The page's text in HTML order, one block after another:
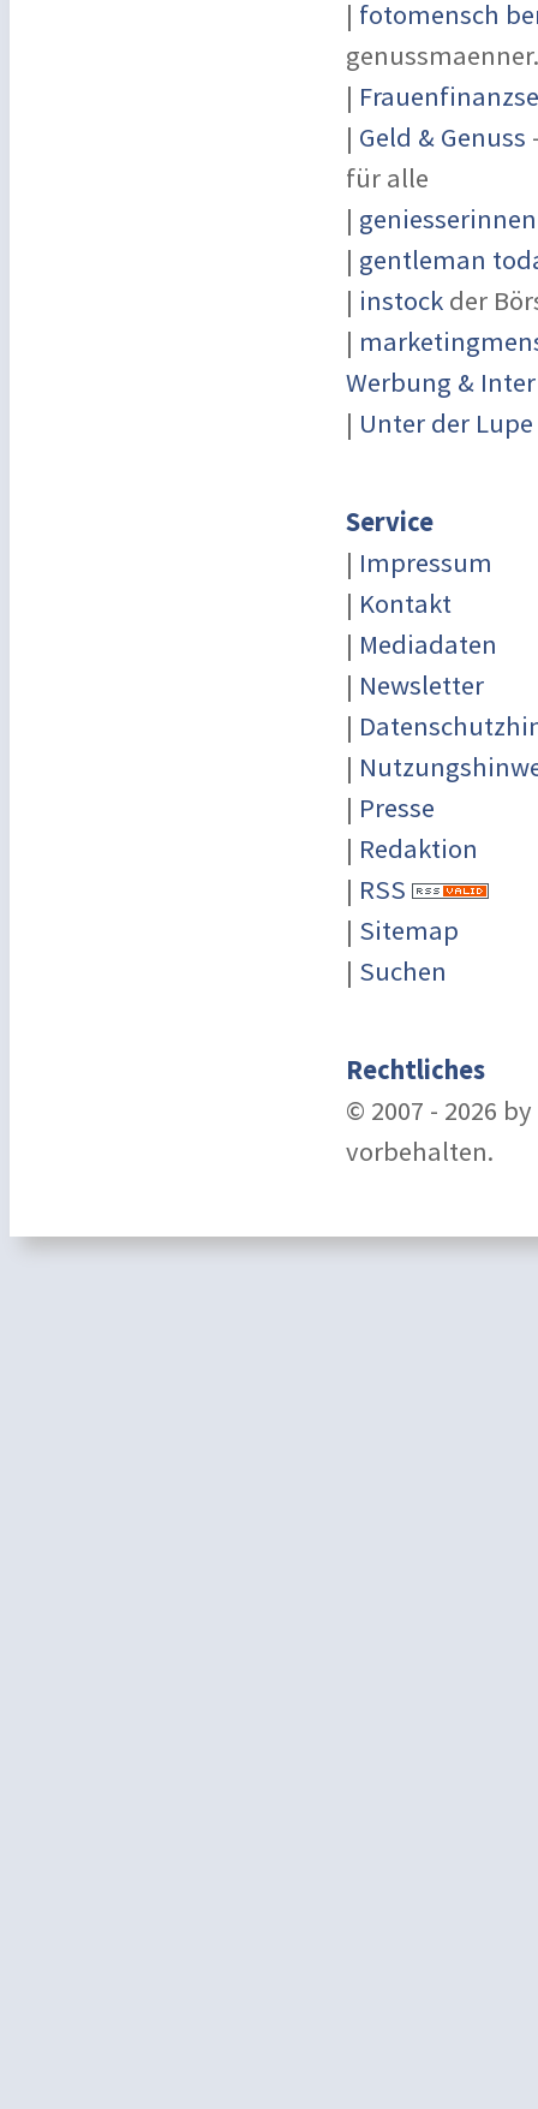
| fotomensch
|
| Geld & Genuss
für alle
|
| gentleman
| instock der
|
Werbung &
| Unter der Lupe
Service
| Impressum
| Kontakt
| Mediadaten
| Newsletter
|
|
| Presse
| Redaktion
| RSS
| Sitemap
| Suchen
Rechtliches
© 2007 - 2026
vorbehalten.